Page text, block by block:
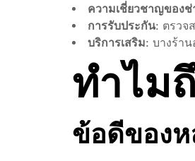
ความเชี่ยวชาญของช่
การรับประกัน: ตรวจ
บริการเสริม: บางร้า
ทำไม
ข้อดีของห